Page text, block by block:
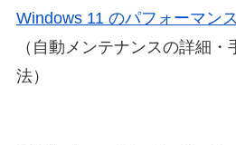
Windows 11 のパフォーマン
（自動メンテナンスの詳細
法）